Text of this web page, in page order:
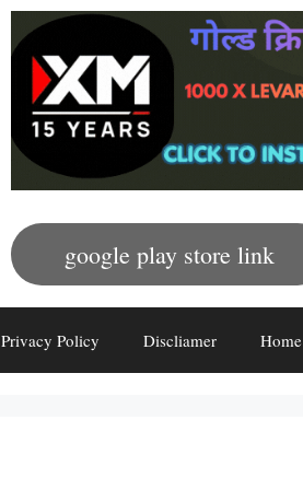
google play store link
Privacy Policy Discliamer Home